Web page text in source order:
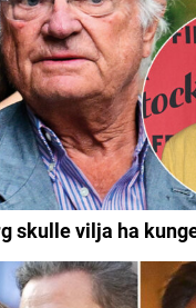
skulle vilja ha